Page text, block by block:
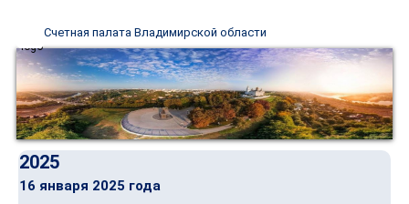
Счетная палата Владимирской области
2025
16 января 2025 года